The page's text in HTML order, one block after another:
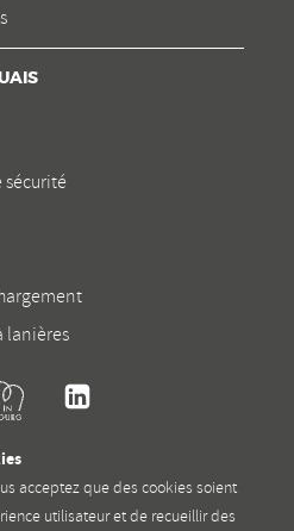
sécurité
lanières
Kremer
acceptez que des cookies soient
utilisateur et de recueillir des